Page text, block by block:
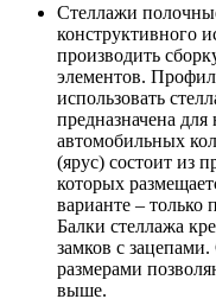
Стеллажи
конструктивного
производить
элементов.
использовать
предназначена для
автомобильных
(ярус) состоит из
которых
варианте – только
Балки стеллажа
замков с
размерами
выше.